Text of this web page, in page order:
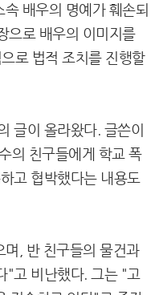
배우의 명예가 훼손되
으로 배우의 이미지를
로 법적 조치를 진행할
글이 올라왔다. 글쓴이
의 친구들에게 학교 폭
고 협박했다는 내용도
, 반 친구들의 물건과
"고 비난했다. 그는 "고